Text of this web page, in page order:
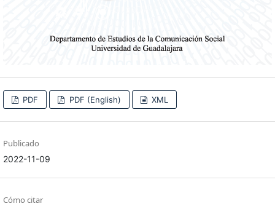
PDF PDF (English) XML
Publicado
2022-11-09
Cómo citar